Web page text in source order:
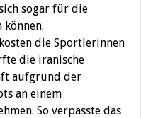
sogar für die
die Sportlerinnen
die iranische
aufgrund der
an einem
So verpasste das